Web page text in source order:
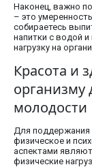
Наконец, важно
– это
собираетесь
напитки с водой
нагрузку на
Красота и
организму
молодости
Для поддержания
физическое и
аспектами
физические